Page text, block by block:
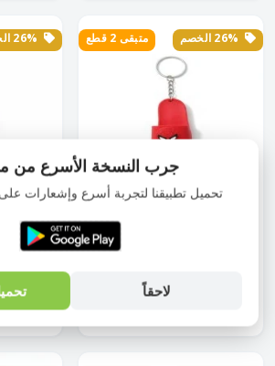
متبقى 2 قطع
ميدالية ربر شبشب 1 قطعة ألوان
حامل
جرب النسخة الأسرع من
تحميل تطبيقنا لتجربة أسرع وإشعارات
لاحقاً